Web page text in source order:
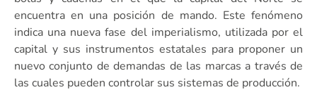
encuentra en una posición de mando. Este fenómeno
indica una nueva fase del imperialismo, utilizada por el
capital y sus instrumentos estatales para proponer un
nuevo conjunto de demandas de las marcas a través de
las cuales pueden controlar sus sistemas de producción.